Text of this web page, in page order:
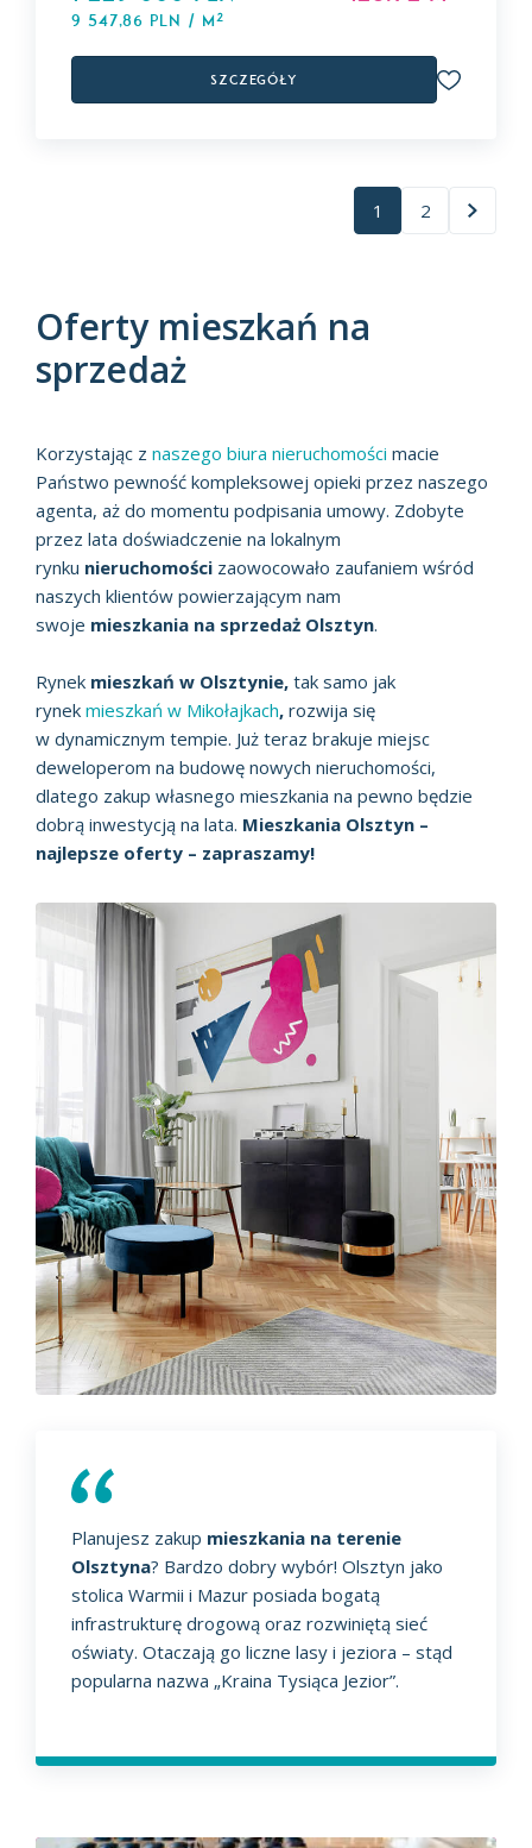
9 547,86 PLN / m2
Szczegóły
1 2
Oferty mieszkań na
sprzedaż
Korzystając z naszego biura nieruchomości macie
Państwo pewność kompleksowej opieki przez naszego
agenta, aż do momentu podpisania umowy. Zdobyte
przez lata doświadczenie na lokalnym
rynku nieruchomości zaowocowało zaufaniem wśród
naszych klientów powierzającym nam
swoje mieszkania na sprzedaż Olsztyn.
Rynek mieszkań w Olsztynie, tak samo jak
rynek mieszkań w Mikołajkach, rozwija się
w dynamicznym tempie. Już teraz brakuje miejsc
deweloperom na budowę nowych nieruchomości,
dlatego zakup własnego mieszkania na pewno będzie
dobrą inwestycją na lata. Mieszkania Olsztyn –
najlepsze oferty – zapraszamy!
Planujesz zakup mieszkania na terenie
Olsztyna? Bardzo dobry wybór! Olsztyn jako
stolica Warmii i Mazur posiada bogatą
infrastrukturę drogową oraz rozwiniętą sieć
oświaty. Otaczają go liczne lasy i jeziora – stąd
popularna nazwa „Kraina Tysiąca Jezior”.